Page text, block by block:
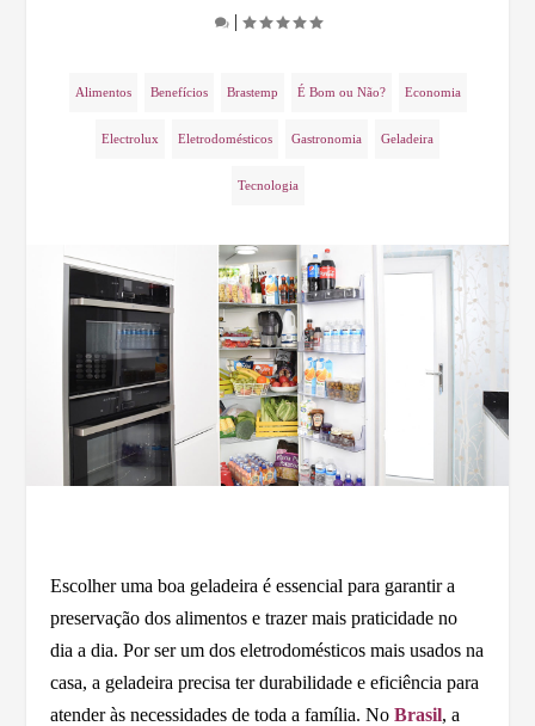
|
Alimentos Benefícios Brastemp É Bom ou Não? Economia
Electrolux Eletrodomésticos Gastronomia Geladeira
Tecnologia
Escolher uma boa geladeira é essencial para garantir a
preservação dos alimentos e trazer mais praticidade no
dia a dia. Por ser um dos eletrodomésticos mais usados na
casa, a geladeira precisa ter durabilidade e eficiência para
atender às necessidades de toda a família. NoBrasil, a